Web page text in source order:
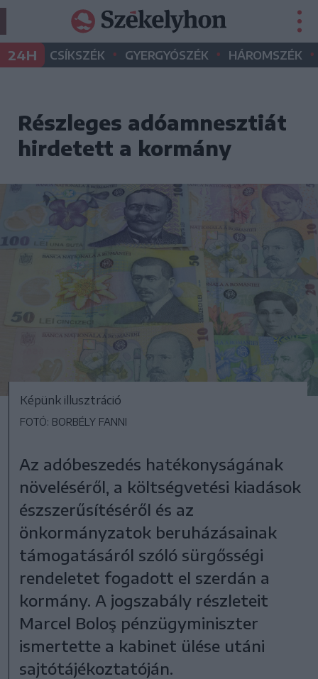
24H CSÍKSZÉK • GYERGYÓSZÉK • HÁROMSZÉK •
Részleges adóamnesztiát
hirdetett a kormány
Képünk illusztráció
FOTÓ: BORBÉLY FANNI
Az adóbeszedés hatékonyságának
növeléséről, a költségvetési kiadások
észszerűsítéséről és az
önkormányzatok beruházásainak
támogatásáról szóló sürgősségi
rendeletet fogadott el szerdán a
kormány. A jogszabály részleteit
Marcel Boloş pénzügyminiszter
ismertette a kabinet ülése utáni
sajtótájékoztatóján.